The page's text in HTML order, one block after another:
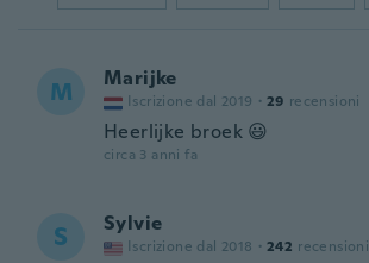
M Marijke
Iscrizione dal 2019 · 29 recensioni
Heerlijke broek 😃
circa 3 anni fa
S Sylvie
Iscrizione dal 2018 · 242 recensioni